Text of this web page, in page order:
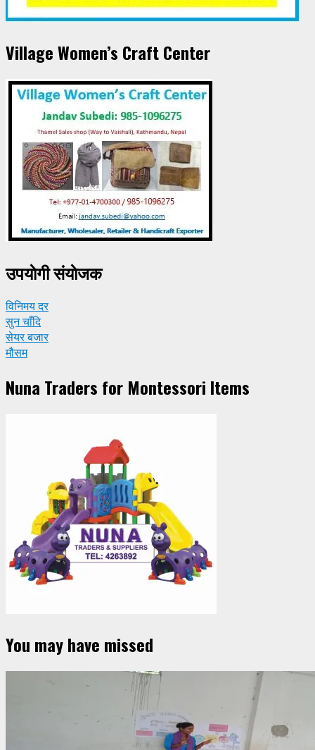
Village Women’s Craft Center
उपयाेगी संयाेजक
विनिमय दर
सुन चाँदि
सेयर बजार
मौसम
Nuna Traders for Montessori Items
You may have missed